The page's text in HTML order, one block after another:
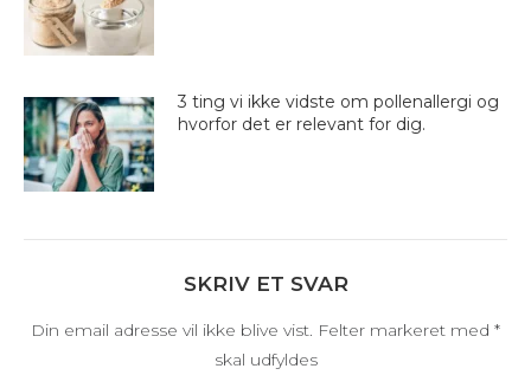
3 ting vi ikke vidste om pollenallergi og
hvorfor det er relevant for dig.
SKRIV ET SVAR
Din email adresse vil ikke blive vist. Felter markeret med *
skal udfyldes